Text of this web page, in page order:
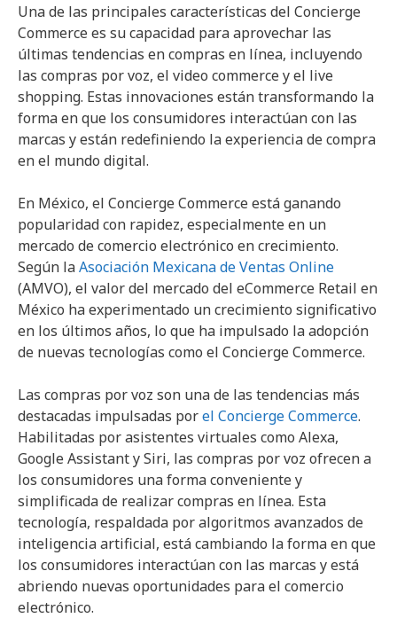
Una de las principales características del Concierge
Commerce es su capacidad para aprovechar las
últimas tendencias en compras en línea, incluyendo
las compras por voz, el video commerce y el live
shopping. Estas innovaciones están transformando la
forma en que los consumidores interactúan con las
marcas y están redefiniendo la experiencia de compra
en el mundo digital.
En México, el Concierge Commerce está ganando
popularidad con rapidez, especialmente en un
mercado de comercio electrónico en crecimiento.
Según laAsociación Mexicana de Ventas Online
(AMVO), el valor del mercado del eCommerce Retail en
México ha experimentado un crecimiento significativo
en los últimos años, lo que ha impulsado la adopción
de nuevas tecnologías como el Concierge Commerce.
Las compras por voz son una de las tendencias más
destacadas impulsadas porel Concierge Commerce.
Habilitadas por asistentes virtuales como Alexa,
Google Assistant y Siri, las compras por voz ofrecen a
los consumidores una forma conveniente y
simplificada de realizar compras en línea. Esta
tecnología, respaldada por algoritmos avanzados de
inteligencia artificial, está cambiando la forma en que
los consumidores interactúan con las marcas y está
abriendo nuevas oportunidades para el comercio
electrónico.